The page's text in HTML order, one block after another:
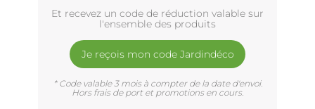
Et recevez un code de réduction valable sur
l'ensemble des produits
Je reçois mon code Jardindéco
* Code valable 3 mois à compter de la date d'envoi.
Hors frais de port et promotions en cours.